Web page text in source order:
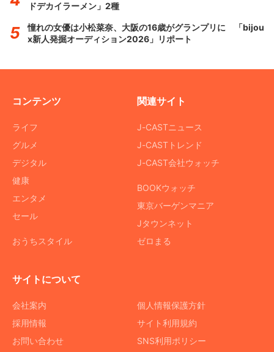
ドデカイラーメン」2種
憧れの女優は小松菜奈、大阪の16歳がグランプリに 「bijou
x新人発掘オーディション2026」リポート
コンテンツ
ライフ
グルメ
デジタル
健康
エンタメ
セール
おうちスタイル
関連サイト
J-CASTニュース
J-CASTトレンド
J-CAST会社ウォッチ
BOOKウォッチ
東京バーゲンマニア
Jタウンネット
ゼロまる
サイトについて
会社案内
採用情報
お問い合わせ
個人情報保護方針
サイト利用規約
SNS利用ポリシー